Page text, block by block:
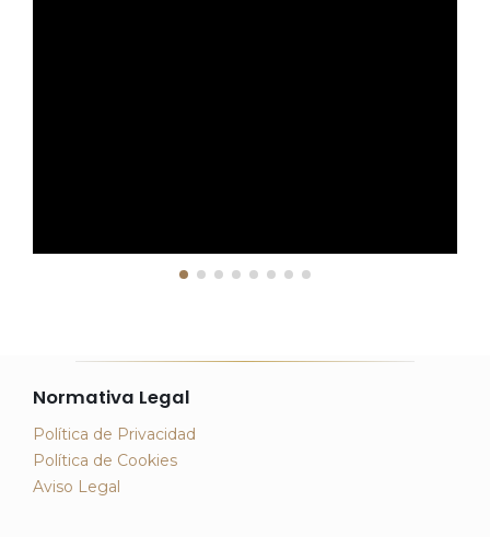
Normativa Legal
Política de Privacidad
Política de Cookies
Aviso Legal